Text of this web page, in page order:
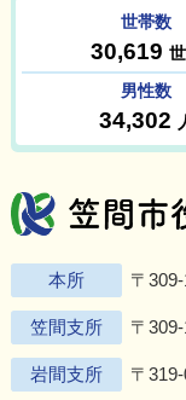
本所 〒
笠間支所 〒
岩間支所 〒